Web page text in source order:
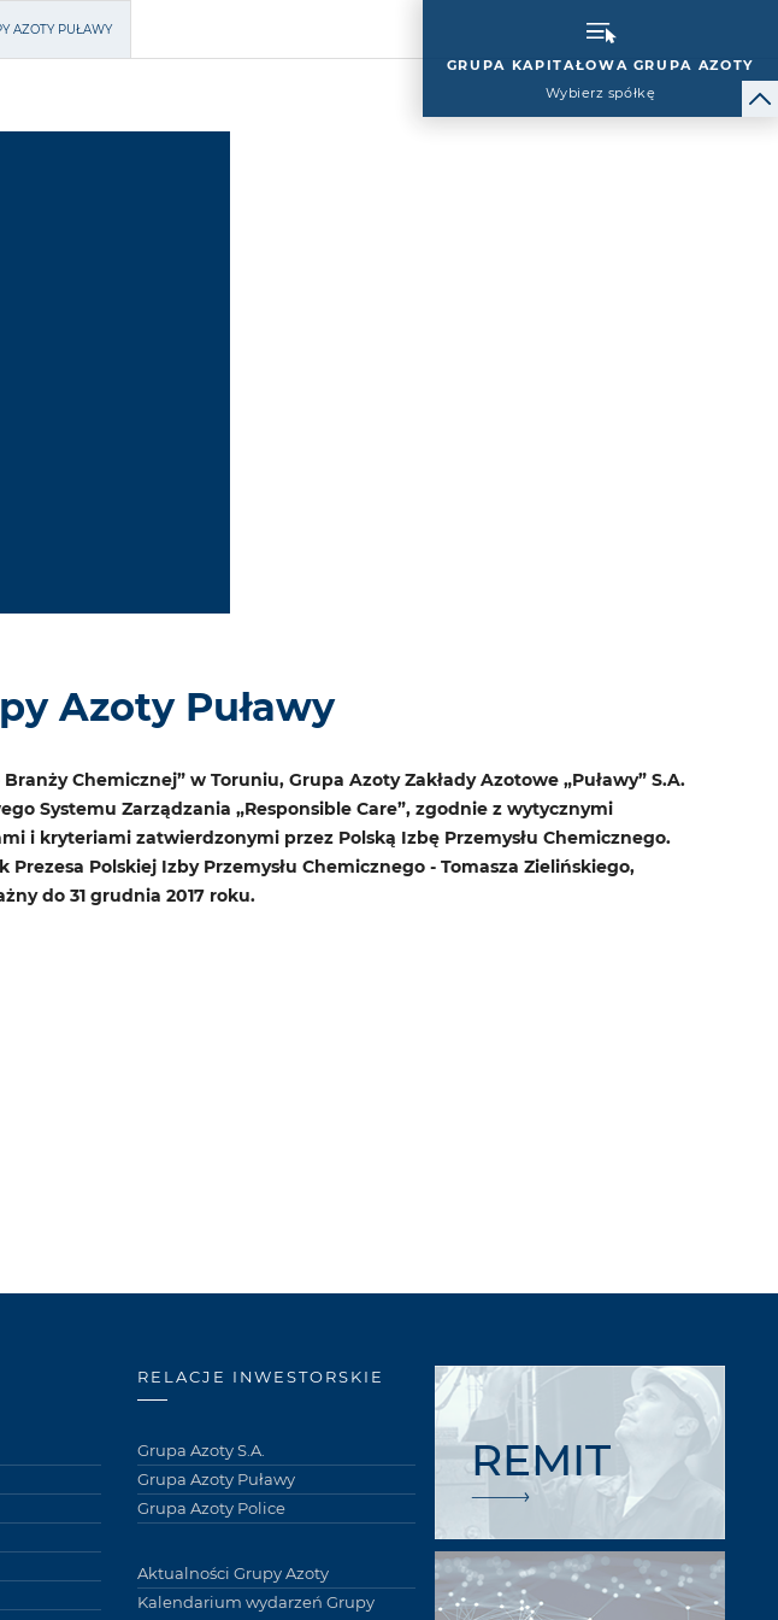
GRUPA KAPITAŁOWA GRUPA AZOTY
Wybierz spółkę
AZOTY PUŁAWY
Azoty Puławy
Chemicznej” w Toruniu, Grupa Azoty Zakłady Azotowe „Puławy” S.A.
Systemu Zarządzania „Responsible Care”, zgodnie z wytycznymi
i kryteriami zatwierdzonymi przez Polską Izbę Przemysłu Chemicznego.
Polskiej Izby Przemysłu Chemicznego - Tomasza Zielińskiego,
do 31 grudnia 2017 roku.
RELACJE INWESTORSKIE
Grupa Azoty S.A.
Grupa Azoty Puławy
Grupa Azoty Police
Aktualności Grupy Azoty
Kalendarium wydarzeń Grupy
REMIT